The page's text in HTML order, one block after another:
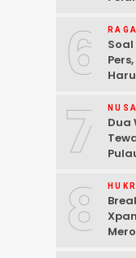
Bajo
6
Soal
7
Dua
8